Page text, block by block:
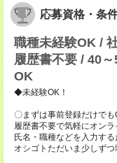
応募資格・条
職種未経験OK /
履歴書不要 / 40
OK
◆未経験OK！
〇まずは事前登録だけでも
履歴書不要で気軽にオン
氏名・職種などを入力す
オシゴトただいま少しず